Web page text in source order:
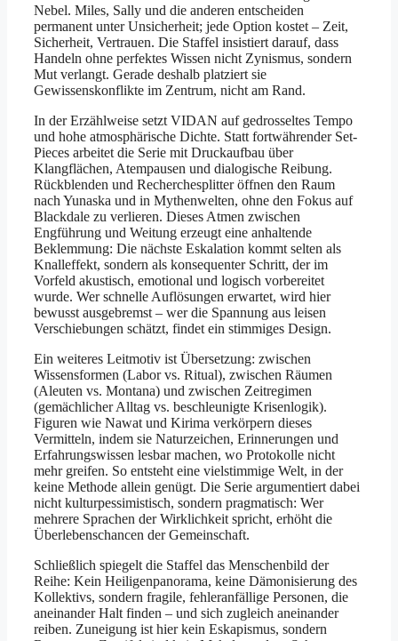
Nebel. Miles, Sally und die anderen entscheiden
permanent unter Unsicherheit; jede Option kostet – Zeit,
Sicherheit, Vertrauen. Die Staffel insistiert darauf, dass
Handeln ohne perfektes Wissen nicht Zynismus, sondern
Mut verlangt. Gerade deshalb platziert sie
Gewissenskonflikte im Zentrum, nicht am Rand.
In der Erzählweise setzt VIDAN auf gedrosseltes Tempo
und hohe atmosphärische Dichte. Statt fortwährender Set-
Pieces arbeitet die Serie mit Druckaufbau über
Klangflächen, Atempausen und dialogische Reibung.
Rückblenden und Recherchesplitter öffnen den Raum
nach Yunaska und in Mythenwelten, ohne den Fokus auf
Blackdale zu verlieren. Dieses Atmen zwischen
Engführung und Weitung erzeugt eine anhaltende
Beklemmung: Die nächste Eskalation kommt selten als
Knalleffekt, sondern als konsequenter Schritt, der im
Vorfeld akustisch, emotional und logisch vorbereitet
wurde. Wer schnelle Auflösungen erwartet, wird hier
bewusst ausgebremst – wer die Spannung aus leisen
Verschiebungen schätzt, findet ein stimmiges Design.
Ein weiteres Leitmotiv ist Übersetzung: zwischen
Wissensformen (Labor vs. Ritual), zwischen Räumen
(Aleuten vs. Montana) und zwischen Zeitregimen
(gemächlicher Alltag vs. beschleunigte Krisenlogik).
Figuren wie Nawat und Kirima verkörpern dieses
Vermitteln, indem sie Naturzeichen, Erinnerungen und
Erfahrungswissen lesbar machen, wo Protokolle nicht
mehr greifen. So entsteht eine vielstimmige Welt, in der
keine Methode allein genügt. Die Serie argumentiert dabei
nicht kulturpessimistisch, sondern pragmatisch: Wer
mehrere Sprachen der Wirklichkeit spricht, erhöht die
Überlebenschancen der Gemeinschaft.
Schließlich spiegelt die Staffel das Menschenbild der
Reihe: Kein Heiligenpanorama, keine Dämonisierung des
Kollektivs, sondern fragile, fehleranfällige Personen, die
aneinander Halt finden – und sich zugleich aneinander
reiben. Zuneigung ist hier kein Eskapismus, sondern